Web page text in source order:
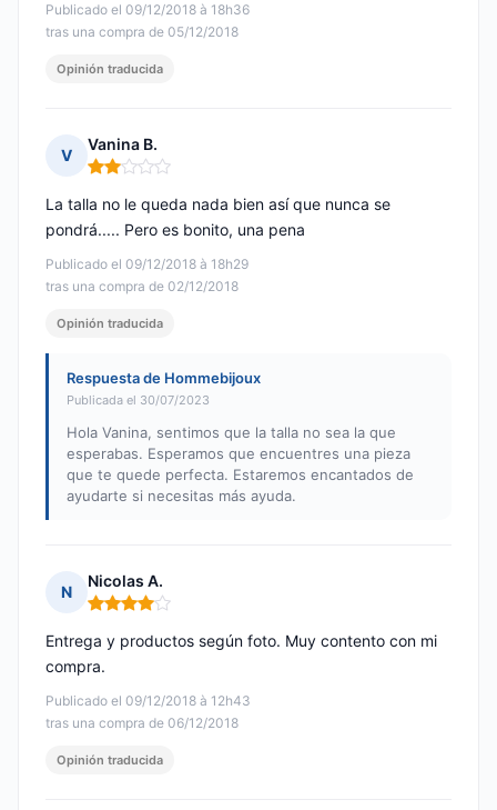
Publicado el 09/12/2018 à 18h36
tras una compra de 05/12/2018
Opinión traducida
V
Vanina B.
Nota: 2 de 5
Publicado el 09/12/2018 à 18h29
tras una compra de 02/12/2018
La talla no le queda nada bien así que nunca se
pondrá..... Pero es bonito, una pena
Opinión traducida
Respuesta de Hommebijoux
Publicada el 30/07/2023
Hola Vanina, sentimos que la talla no sea la que
esperabas. Esperamos que encuentres una pieza
que te quede perfecta. Estaremos encantados de
ayudarte si necesitas más ayuda.
N
Nicolas A.
Nota: 4 de 5
Publicado el 09/12/2018 à 12h43
tras una compra de 06/12/2018
Entrega y productos según foto. Muy contento con mi
compra.
Opinión traducida